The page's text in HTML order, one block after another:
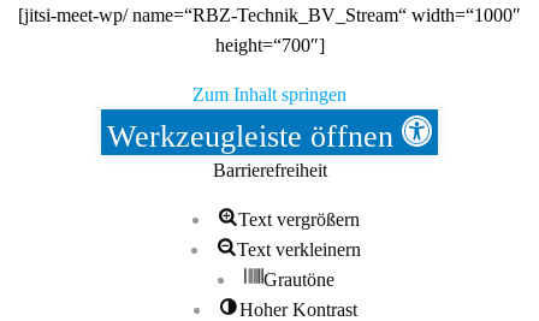
[jitsi-meet-wp/ name=“RBZ-Technik_BV_Stream“ width=“1000″
height=“700″]
Zum Inhalt springen
Werkzeugleiste öffnen
Barrierefreiheit
Text vergrößern
Text verkleinern
Grautöne
Hoher Kontrast